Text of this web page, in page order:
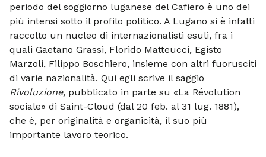
periodo del soggiorno luganese del Cafiero è uno dei
più intensi sotto il profilo politico. A Lugano si è infatti
raccolto un nucleo di internazionalisti esuli, fra i
quali Gaetano Grassi, Florido Matteucci, Egisto
Marzoli, Filippo Boschiero, insie­me con altri fuorusciti
di varie naziona­lità. Qui egli scrive il saggio
Rivoluzione, pubblicato in parte su «La Révolution
so­ciale» di Saint-Cloud (dal 20 feb. al 31 lug. 1881),
che è, per originalità e or­ganicità, il suo più
importante lavoro teo­rico.